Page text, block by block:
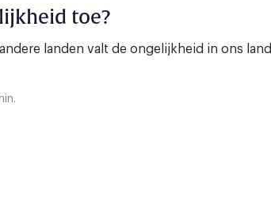
toe?
landen valt de ongelijkheid in ons land